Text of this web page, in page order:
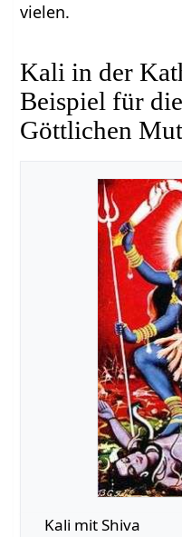
vielen.
Kali in der
Beispiel für
Göttlichen
Kali mit Shiva